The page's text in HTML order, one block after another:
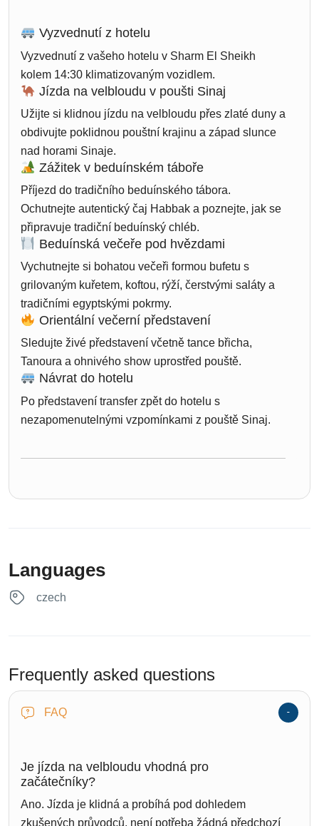
Vyzvednutí z hotelu
Vyzvednutí z vašeho hotelu v Sharm El Sheikh
kolem 14:30 klimatizovaným vozidlem.
Jízda na velbloudu v poušti Sinaj
Užijte si klidnou jízdu na velbloudu přes zlaté duny a
obdivujte poklidnou pouštní krajinu a západ slunce
nad horami Sinaje.
Zážitek v beduínském táboře
Příjezd do tradičního beduínského tábora.
Ochutnejte autentický čaj Habbak a poznejte, jak se
připravuje tradiční beduínský chléb.
Beduínská večeře pod hvězdami
Vychutnejte si bohatou večeři formou bufetu s
grilovaným kuřetem, koftou, rýží, čerstvými saláty a
tradičními egyptskými pokrmy.
Orientální večerní představení
Sledujte živé představení včetně tance břicha,
Tanoura a ohnivého show uprostřed pouště.
Návrat do hotelu
Po představení transfer zpět do hotelu s
nezapomenutelnými vzpomínkami z pouště Sinaj.
Languages
czech
Frequently asked questions
FAQ
Je jízda na velbloudu vhodná pro
začátečníky?
Ano. Jízda je klidná a probíhá pod dohledem
zkušených průvodců, není potřeba žádná předchozí